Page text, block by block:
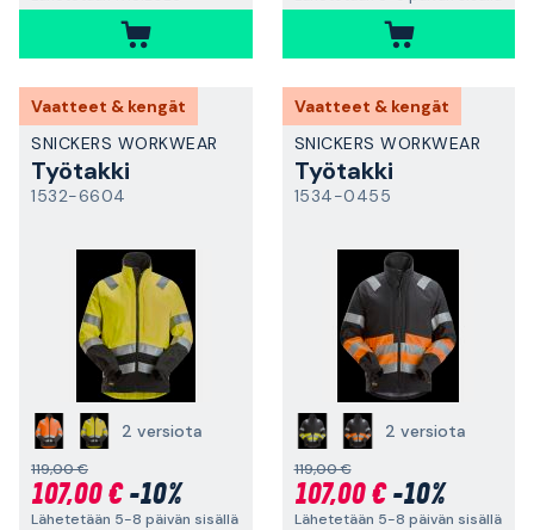
Vaatteet & kengät
SNICKERS WORKWEAR
Työtakki
1532-6604
2 versiota
119,00 €
107,00 €-10%
Lähetetään 5-8 päivän sisällä
Vaatteet & kengät
SNICKERS WORKWEAR
Työtakki
1534-0455
2 versiota
119,00 €
107,00 €-10%
Lähetetään 5-8 päivän sisällä